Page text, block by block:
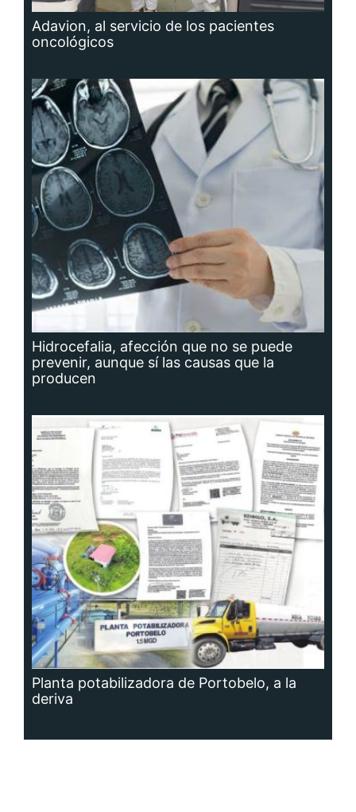
Adavion, al servicio de los pacientes
oncológicos
Hidrocefalia, afección que no se puede
prevenir, aunque sí las causas que la
producen
Planta potabilizadora de Portobelo, a la
deriva